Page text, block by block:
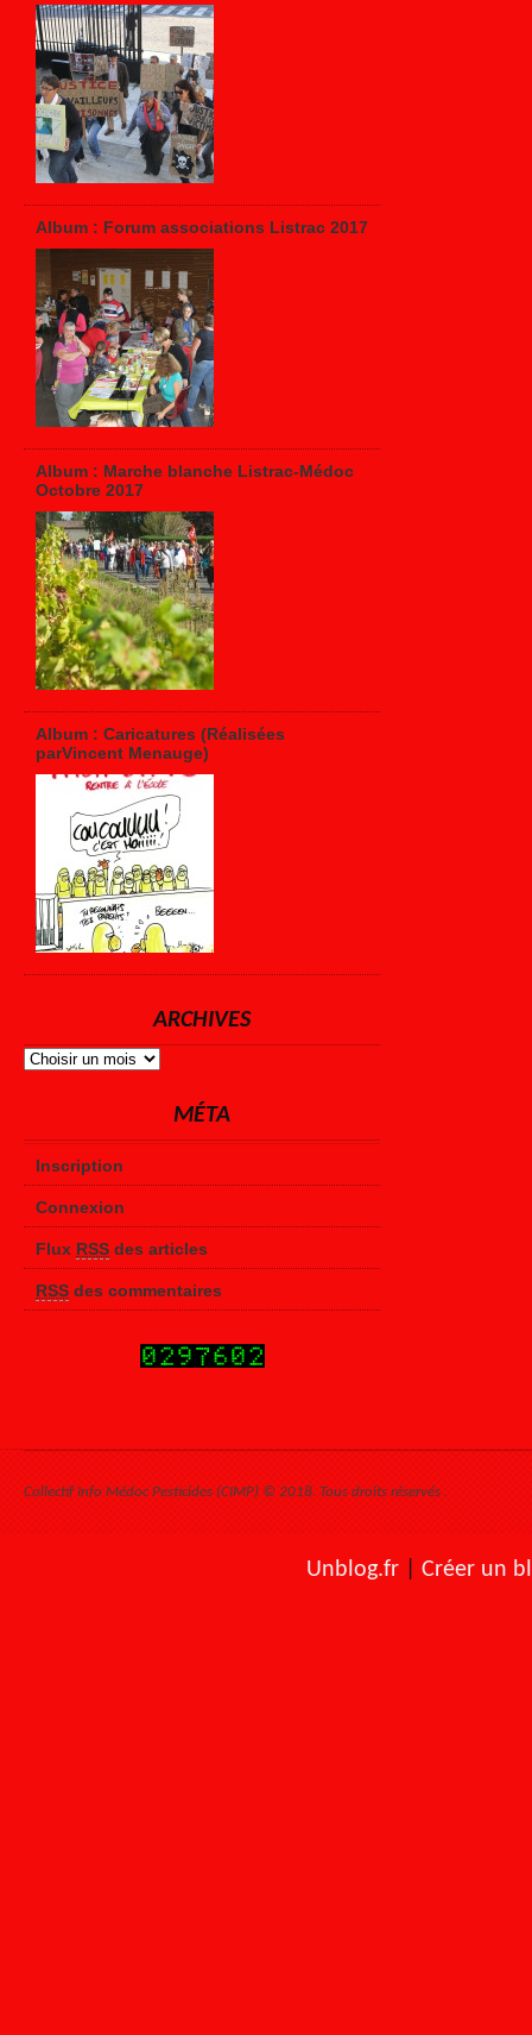
Album : Forum associations Listrac 2017
Album : Marche blanche Listrac-Médoc
Octobre 2017
Album : Caricatures (Réalisées
parVincent Menauge)
ARCHIVES
MÉTA
Inscription
Connexion
Flux RSS des articles
RSS des commentaires
Collectif Info Médoc Pesticides (CIMP) © 2018. Tous droits réservés .
Unblog.fr |Créer un